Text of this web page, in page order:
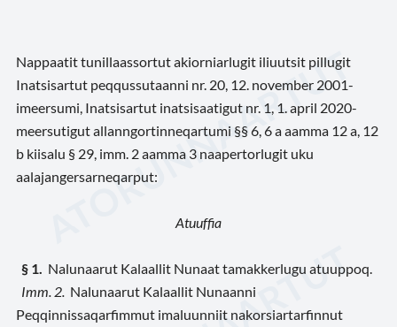
Nappaatit tunillaassortut akiorniarlugit iliuutsit pillugit
Inatsisartut peqqussutaanni nr. 20, 12. november 2001-
imeersumi, Inatsisartut inatsisaatigut nr. 1, 1. april 2020-
meersutigut allanngortinneqartumi §§ 6, 6 a aamma 12 a, 12
b kiisalu § 29, imm. 2 aamma 3 naapertorlugit uku
aalajangersarneqarput:
Atuuffia
§ 1.
Nalunaarut Kalaallit Nunaat tamakkerlugu atuuppoq.
Imm. 2. Nalunaarut Kalaallit Nunaanni
Peqqinnissaqarfimmut imaluunniit nakorsiartarfinnut